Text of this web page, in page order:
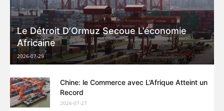
Le Détroit D’Ormuz Secoue L’économie
Africaine
2026-07-29
Chine: le Commerce avec L’Afrique Atteint un
Record
2026-07-27